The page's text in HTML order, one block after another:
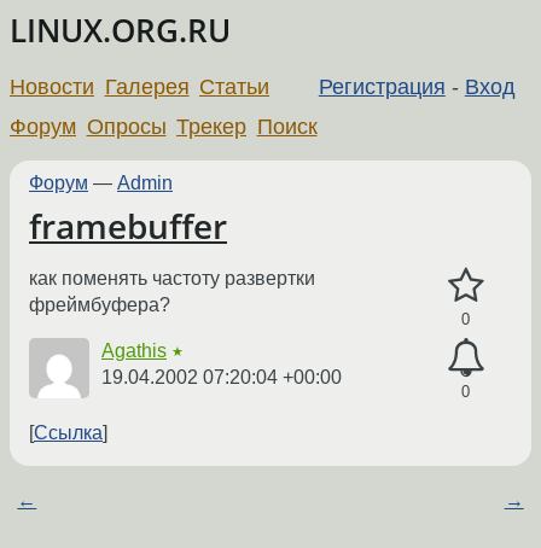
LINUX.ORG.RU
Регистрация - Вход
Новости Галерея Статьи
Форум Опросы Трекер Поиск
Форум — Admin
framebuffer
0
0
как поменять частоту развертки
фреймбуфера?
Agathis ★
19.04.2002 07:20:04 +00:00
Ссылка
← →